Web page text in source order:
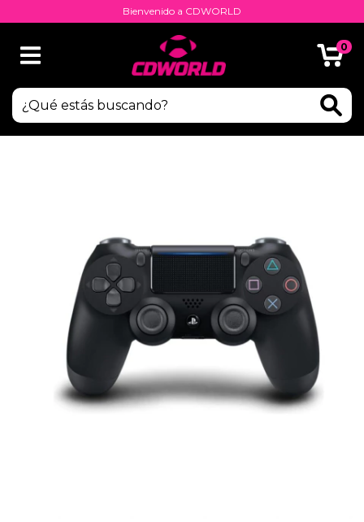
Bienvenido a CDWORLD
0